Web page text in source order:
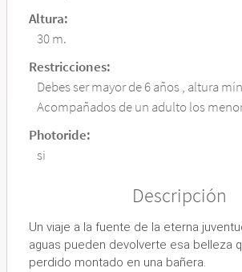
Altura:
30 m.
Restricciones:
Debes ser mayor de 6 años , altura
Acompañados de un adulto los
Photoride:
si
Descripción
Un viaje a la fuente de la eterna
aguas pueden devolverte esa belleza
perdido montado en una bañera.